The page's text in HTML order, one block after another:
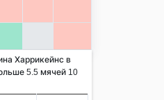
Харрикейнс в
5.5 мячей 10